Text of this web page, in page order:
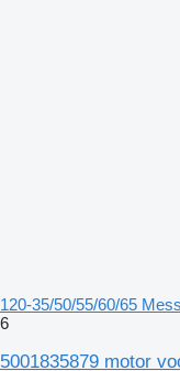
120-35/50/55/60/65
6
5001835879 motor